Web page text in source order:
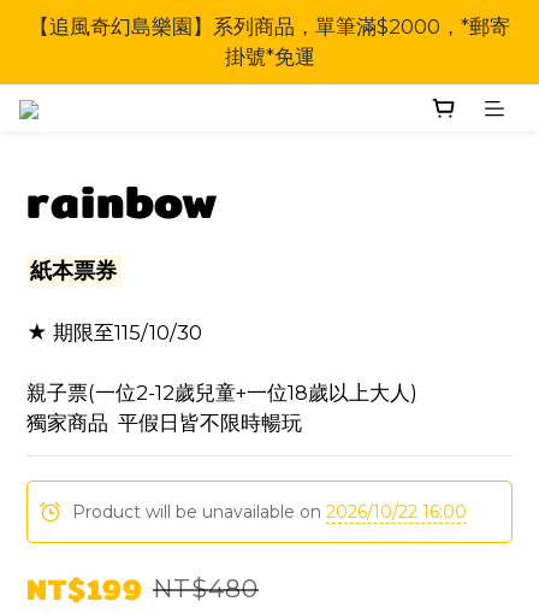
【追風奇幻島樂園】系列商品，單筆滿$2000，*郵寄
掛號*免運
rainbow
紙本票券
★ 期限至115/10/30
親子票(一位2-12歲兒童+一位18歲以上大人)
獨家商品  平假日皆不限時暢玩
Product will be unavailable on 2026/10/22 16:00
NT$199 NT$480